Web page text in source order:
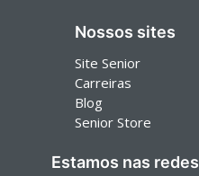
Nossos sites
Site Senior
Carreiras
Blog
Senior Store
Estamos nas redes